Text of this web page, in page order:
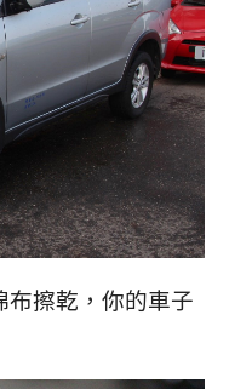
擦乾，你的車子